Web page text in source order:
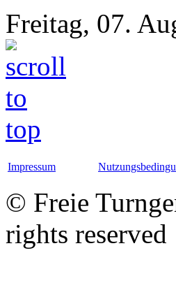
Freitag, 07.
Impressum
© Freie
rights reserved